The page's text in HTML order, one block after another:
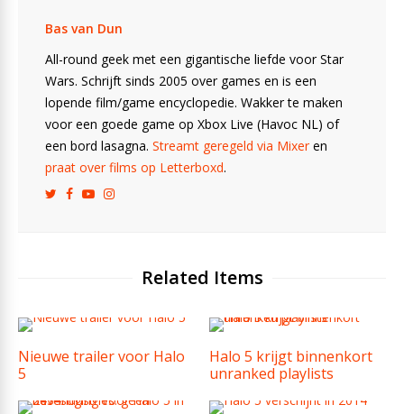
Bas van Dun
All-round geek met een gigantische liefde voor Star
Wars. Schrijft sinds 2005 over games en is een
lopende film/game encyclopedie. Wakker te maken
voor een goede game op Xbox Live (Havoc NL) of
een bord lasagna. Streamt geregeld via Mixeren
praat over films op Letterboxd.
Related Items
Nieuwe trailer voor Halo
5
Halo 5 krijgt binnenkort
unranked playlists